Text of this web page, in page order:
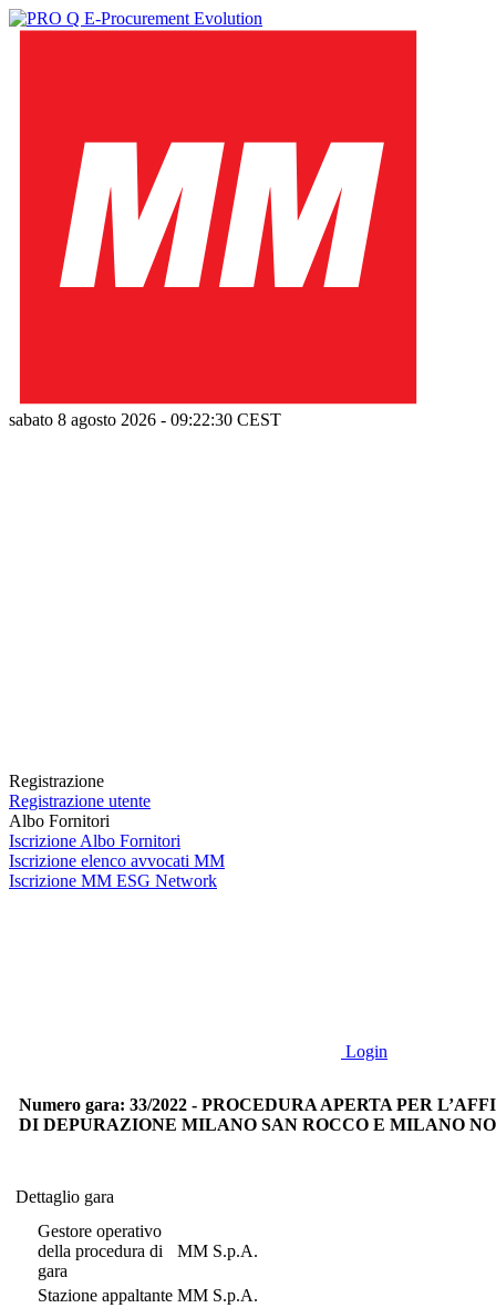
sabato 8 agosto 2026 - 09:22:31 CEST
Registrazione
Registrazione utente
Albo Fornitori
Iscrizione Albo Fornitori
Iscrizione elenco avvocati MM
Iscrizione MM ESG Network
Login
Numero gara: 33/2022 - PROCEDURA APERTA PER
DI DEPURAZIONE MILANO SAN ROCCO E MILANO
Dettaglio gara
Gestore operativo
della procedura di
gara
MM S.p.A.
Stazione appaltante MM S.p.A.